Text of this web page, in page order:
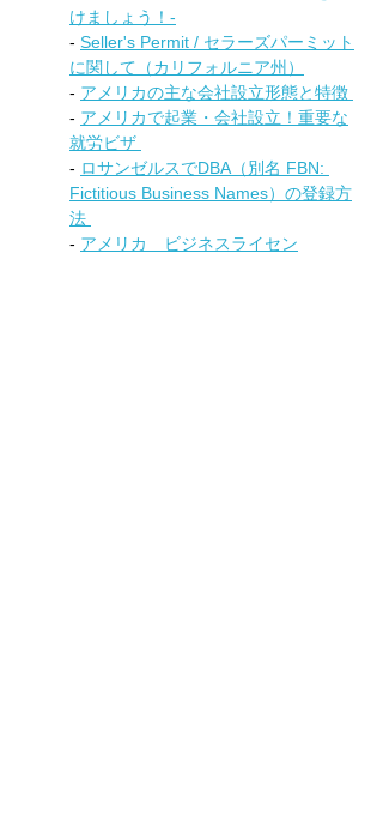
けましょう！-
- Seller's Permit / セラーズパーミット
に関して（カリフォルニア州）
- アメリカの主な会社設立形態と特徴
- アメリカで起業・会社設立！重要な
就労ビザ
- ロサンゼルスでDBA（別名 FBN:
Fictitious Business Names）の登録方
法
- アメリカ　ビジネスライセン